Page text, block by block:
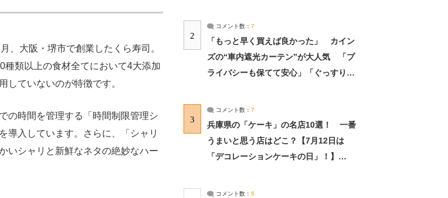
大阪・堺市で創業したくら寿司。
類以上の食材全てにおいて4大添加
していないのが特徴です。
の時間を管理する「時間制限管理シ
導入しています。さらに、「シャリ
いシャリと新鮮なネタの絶妙なハー
2
コメント数： 7
「もっと早く買えば良かった」 カイン
ズの“車内遮光カーテン”が大人気 「プ
ライバシーも保てて安心」「ぐっすり眠
3
コメント数： 7
兵庫県の「ケーキ」の名店10選！ 一番
うまいと思う店はどこ？【7月12日は
「デコレーションケーキの日」！】
コメント数： 5